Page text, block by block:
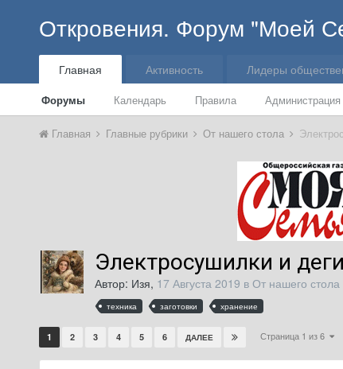
Откровения. Форум "Моей
Главная
Форумы Календарь Правила Администрация
Активность Лидеры
Главная Главные рубрики От нашего стола
Электросушилки и
Автор: Изя, 17 Августа 2019 в От нашего стола
техника заготовки хранение
1 2 3 4 5 6 ДАЛЕЕ Страница 1 из 6